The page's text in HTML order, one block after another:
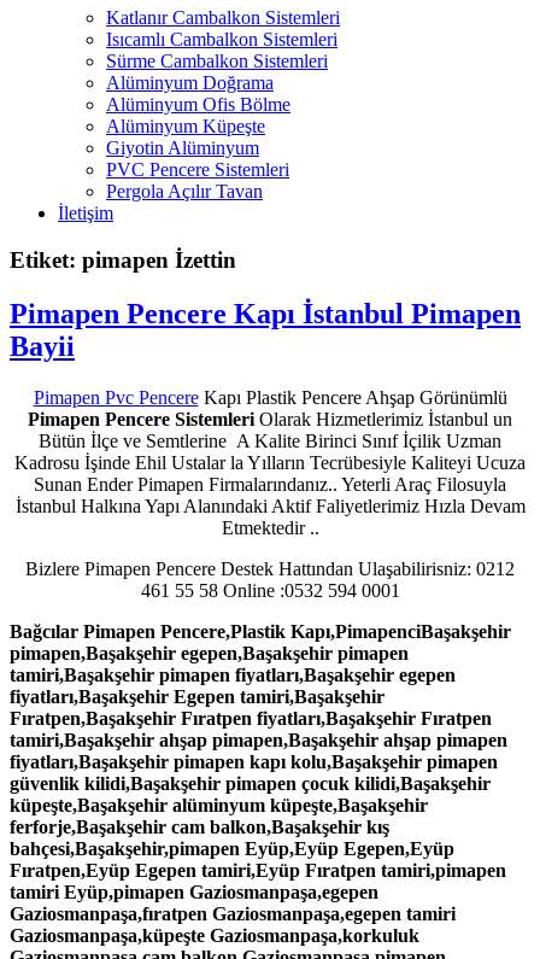
Katlanır Cambalkon Sistemleri
Isıcamlı Cambalkon Sistemleri
Sürme Cambalkon Sistemleri
Alüminyum Doğrama
Alüminyum Ofis Bölme
Alüminyum Küpeşte
Giyotin Alüminyum
PVC Pencere Sistemleri
Pergola Açılır Tavan
İletişim
Etiket: pimapen İzettin
Pimapen Pencere Kapı İstanbul Pimapen
Bayii
Pimapen Pvc PencereKapı Plastik Pencere Ahşap Görünümlü
Pimapen Pencere Sistemleri Olarak Hizmetlerimiz İstanbul un
Bütün İlçe ve Semtlerine A Kalite Birinci Sınıf İçilik Uzman
Kadrosu İşinde Ehil Ustalar la Yılların Tecrübesiyle Kaliteyi Ucuza
Sunan Ender Pimapen Firmalarındanız.. Yeterli Araç Filosuyla
İstanbul Halkına Yapı Alanındaki Aktif Faliyetlerimiz Hızla Devam
Etmektedir ..
Bizlere Pimapen Pencere Destek Hattından Ulaşabilirisniz: 0212
461 55 58 Online :0532 594 0001
Bağcılar Pimapen Pencere,Plastik Kapı,PimapenciBaşakşehir
pimapen,Başakşehir egepen,Başakşehir pimapen
tamiri,Başakşehir pimapen fiyatları,Başakşehir egepen
fiyatları,Başakşehir Egepen tamiri,Başakşehir
Fıratpen,Başakşehir Fıratpen fiyatları,Başakşehir Fıratpen
tamiri,Başakşehir ahşap pimapen,Başakşehir ahşap pimapen
fiyatları,Başakşehir pimapen kapı kolu,Başakşehir pimapen
güvenlik kilidi,Başakşehir pimapen çocuk kilidi,Başakşehir
küpeşte,Başakşehir alüminyum küpeşte,Başakşehir
ferforje,Başakşehir cam balkon,Başakşehir kış
bahçesi,Başakşehir,pimapen Eyüp,Eyüp Egepen,Eyüp
Fıratpen,Eyüp Egepen tamiri,Eyüp Fıratpen tamiri,pimapen
tamiri Eyüp,pimapen Gaziosmanpaşa,egepen
Gaziosmanpaşa,fıratpen Gaziosmanpaşa,egepen tamiri
Gaziosmanpaşa,küpeşte Gaziosmanpaşa,korkuluk